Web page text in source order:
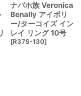
ナバホ族 Veronica
Benally アイボリ
ー/ターコイズ イン
レイ リング 10号
[R37S-130]